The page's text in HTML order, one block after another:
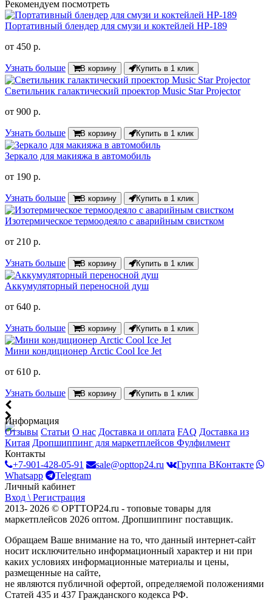
Рекомендуем посмотреть
Портативный блендер для смузи и коктейлей HP-189
от 450 р.
Узнать больше В корзину Купить в 1 клик
Светильник галактический проектор Music Star Projector
от 900 р.
Узнать больше В корзину Купить в 1 клик
Зеркало для макияжа в автомобиль
от 190 р.
Узнать больше В корзину Купить в 1 клик
Изотермическое термоодеяло с аварийным свистком
от 210 р.
Узнать больше В корзину Купить в 1 клик
Аккумуляторный переносной душ
от 640 р.
Узнать больше В корзину Купить в 1 клик
Мини кондиционер Arctic Cool Ice Jet
от 610 р.
Узнать больше В корзину Купить в 1 клик
Информация
Отзывы Статьи О нас Доставка и оплата FAQ Доставка из
Китая Дропшиппинг для маркетплейсов Фулфилмент
Контакты
+7-901-428-05-91
sale@opttop24.ru
Группа ВКонтакте
Whatsapp
Telegram
Личный кабинет
Вход \ Регистрация
2013- 2026 © OPTTOP24.ru - топовые товары для
маркетплейсов 2026 оптом. Дропшиппинг поставщик.
Обращаем Ваше внимание на то, что данный интернет-сайт
носит исключительно информационный характер и ни при
каких условиях информационные материалы и цены,
размещенные на сайте,
не являются публичной офертой, определяемой положениями
Статей 435 и 437 Гражданского кодекса РФ.